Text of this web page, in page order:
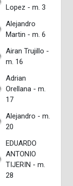
Lopez - m. 3
Alejandro
Martin - m. 6
Airan Trujillo -
m. 16
Adrian
Orellana - m.
17
Alejandro - m.
20
EDUARDO
ANTONIO
TIJERIN - m.
28